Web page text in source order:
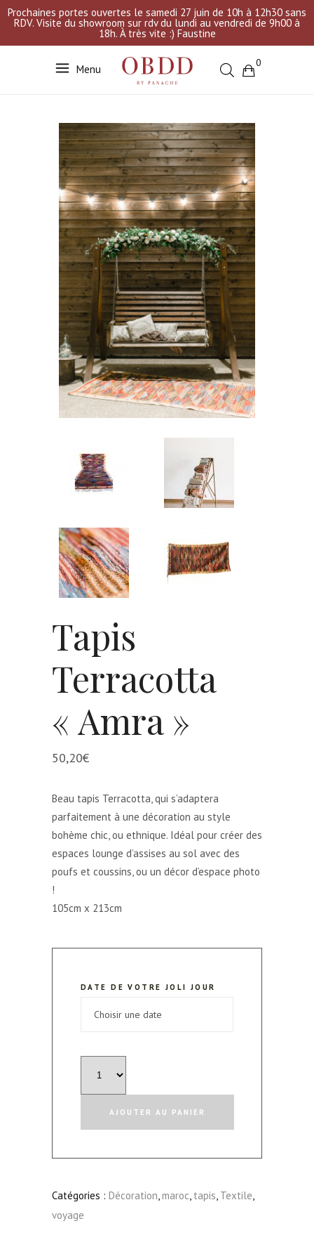
Prochaines portes ouvertes le samedi 27 juin de 10h à 12h30 sans
RDV. Visite du showroom sur rdv du lundi au vendredi de 9h00 à
18h. À très vite :) Faustine
Menu
0
Tapis
Terracotta
« Amra »
50,20€
Beau tapis Terracotta, qui s’adaptera
parfaitement à une décoration au style
bohème chic, ou ethnique. Idéal pour créer des
espaces lounge d’assises au sol avec des
poufs et coussins, ou un décor d’espace photo
!
105cm x 213cm
DATE DE VOTRE JOLI JOUR
AJOUTER AU PANIER
Catégories : Décoration,maroc, tapis, Textile,
voyage